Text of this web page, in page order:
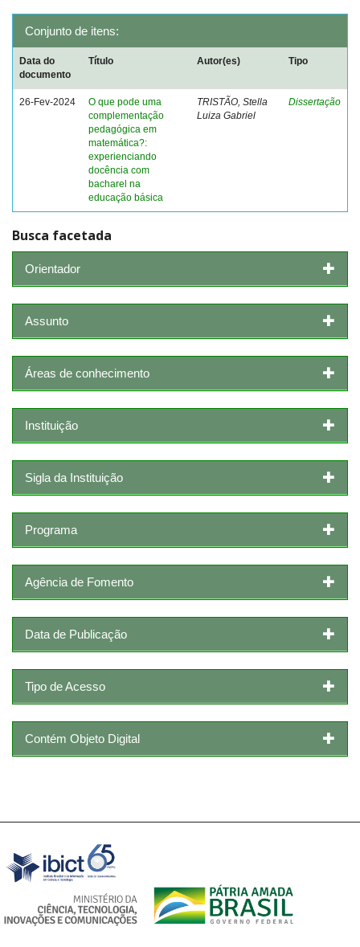
Conjunto de itens:
Data do
documento
Título Autor(es) Tipo
26-Fev-2024
O que pode uma
complementação
pedagógica em
matemática?:
experienciando
docência com
bacharel na
educação básica
TRISTÃO, Stella
Luiza Gabriel
Dissertação
Busca facetada
Orientador
Assunto
Áreas de conhecimento
Instituição
Sigla da Instituição
Programa
Agência de Fomento
Data de Publicação
Tipo de Acesso
Contém Objeto Digital